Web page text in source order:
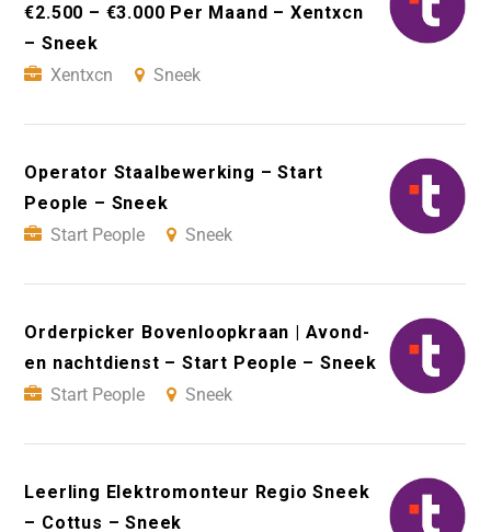
€2.500 – €3.000 Per Maand – Xentxcn
– Sneek
Xentxcn
Sneek
Operator Staalbewerking – Start
People – Sneek
Start People
Sneek
Orderpicker Bovenloopkraan | Avond-
en nachtdienst – Start People – Sneek
Start People
Sneek
Leerling Elektromonteur Regio Sneek
– Cottus – Sneek